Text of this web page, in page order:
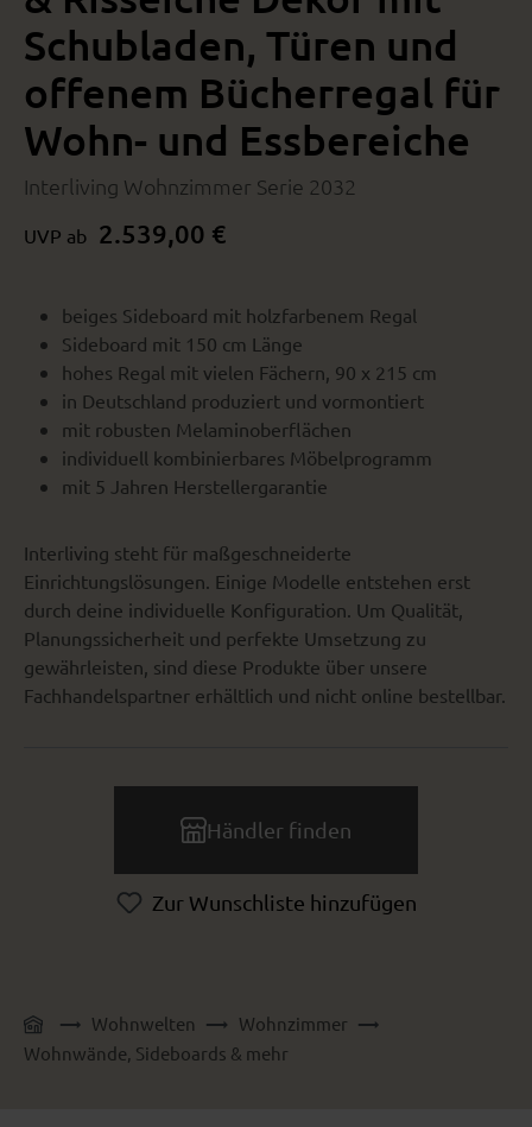
Schubladen, Türen und
offenem Bücherregal für
Wohn- und Essbereiche
Interliving Wohnzimmer Serie 2032
UVP ab 2.539,00 €
beiges Sideboard mit holzfarbenem Regal
Sideboard mit 150 cm Länge
hohes Regal mit vielen Fächern, 90 x 215 cm
in Deutschland produziert und vormontiert
mit robusten Melaminoberflächen
individuell kombinierbares Möbelprogramm
mit 5 Jahren Herstellergarantie
Interliving steht für maßgeschneiderte
Einrichtungslösungen. Einige Modelle entstehen erst
durch deine individuelle Konfiguration. Um Qualität,
Planungssicherheit und perfekte Umsetzung zu
gewährleisten, sind diese Produkte über unsere
Fachhandelspartner erhältlich und nicht online bestellbar.
Händler finden
Zur Wunschliste hinzufügen
Wohnwelten
Wohnzimmer
Wohnwände, Sideboards & mehr